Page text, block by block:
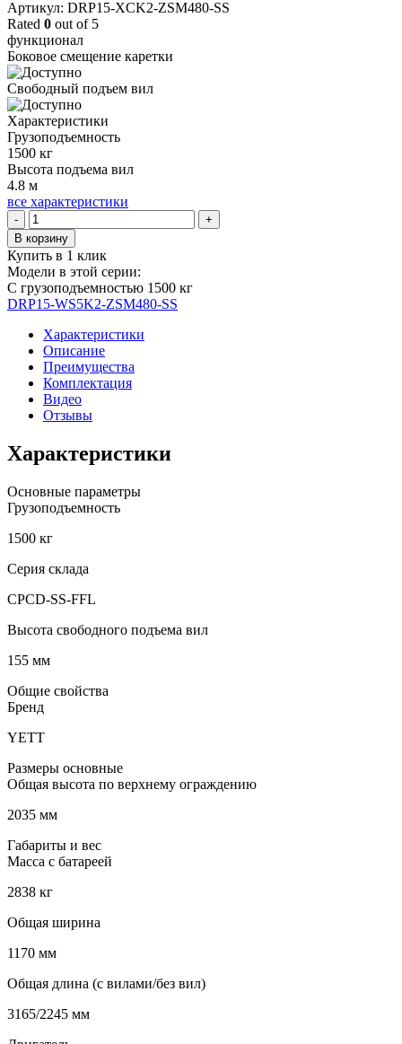
Aртикул: DRP15-XCK2-ZSM480-SS
Rated 0 out of 5
функционал
Боковое смещение каретки
Свободный подъем вил
Характеристики
Грузоподъемность
1500 кг
Высота подъема вил
4.8 м
все характеристики
-
Количество
товара
Вилочный
погрузчик
дизельный
YETT
DRP15-
XCK2-
ZSM480-
SS
+
В корзину
Купить в 1 клик
Модели в этой серии:
С грузоподъемностью 1500 кг
DRP15-WS5K2-ZSM480-SS
Характеристики
Описание
Преимущества
Комплектация
Видео
Отзывы
Характеристики
Основные параметры
Грузоподъемность
1500 кг
Серия склада
CPCD-SS-FFL
Высота свободного подъема вил
155 мм
Общие свойства
Бренд
YETT
Размеры основные
Общая высота по верхнему ограждению
2035 мм
Габариты и вес
Масса с батареей
2838 кг
Общая ширина
1170 мм
Общая длина (с вилами/без вил)
3165/2245 мм